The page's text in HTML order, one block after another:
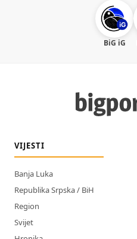
BiG iG
VIJESTI
Banja Luka
Republika Srpska / BiH
Region
Svijet